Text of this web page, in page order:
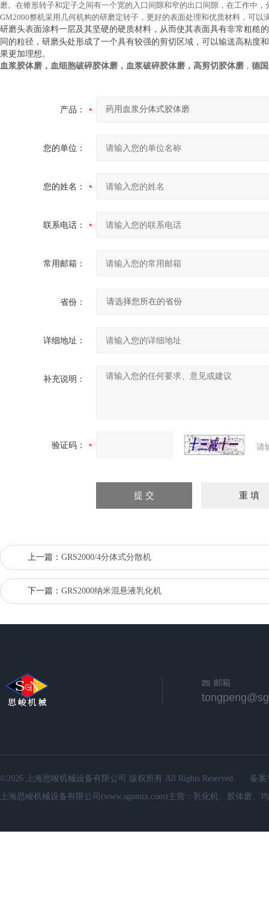
磨。在锥形转子和定子之间有一个宽的入口间隙和窄的出口间隙，在工作中
GM2000整机采用几何机构的研磨定转子，更好的表面处理和优质材料，可以
研磨头表面涂料一层及其坚硬的硬质材料，从而使其表面具有非常粗糙
同的粒径，研磨头处形成了一个具有较强的剪切区域，可以输送高粘度
果更加理想。
血浆胶体磨，血细胞破碎胶体磨，血浆破碎胶体磨，高剪切胶体磨 ， 德
产品：
您的单位：
您的姓名：
联系电话：
常用邮箱：
省份：
详细地址：
补充说明：
验证码： 请
上一篇： GRS2000/4分体式分散机
下一篇： GRS2000纳米混悬液乳化机
邮箱
©2026 上海思峻机械设备有限公司 版权所有 All Rights Reserved.
备案
上海思峻机械设备有限公司(www.sgnmix.com)主营：乳化机、胶体磨